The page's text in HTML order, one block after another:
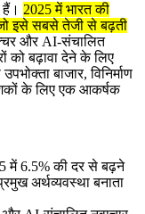
हैं। 2025 में भारत की
इसे सबसे तेजी से बढ़ती
और AI-संचालित
को बढ़ावा देने के लिए
बाजार, विनिर्माण
के लिए एक आकर्षक
में 6.5% की दर से बढ़ने
अर्थव्यवस्था बनाता